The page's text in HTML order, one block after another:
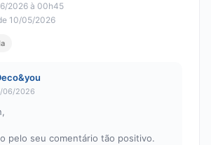
2026 à 00h45
10/05/2026
06/2026
pelo seu comentário tão positivo.